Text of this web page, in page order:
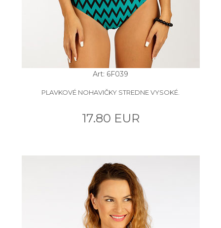
Art: 6F039
PLAVKOVÉ NOHAVIČKY STREDNE VYSOKÉ.
17.80 EUR